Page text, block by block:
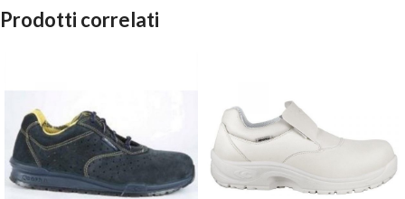
Prodotti correlati